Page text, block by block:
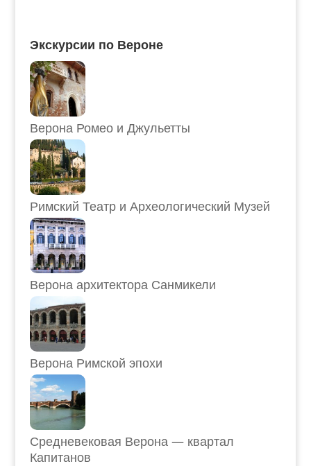
Экскурсии по Вероне
Верона Ромео и Джульетты
Римский Театр и Археологический Музей
Верона архитектора Санмикели
Верона Римской эпохи
Средневековая Верона — квартал
Капитанов